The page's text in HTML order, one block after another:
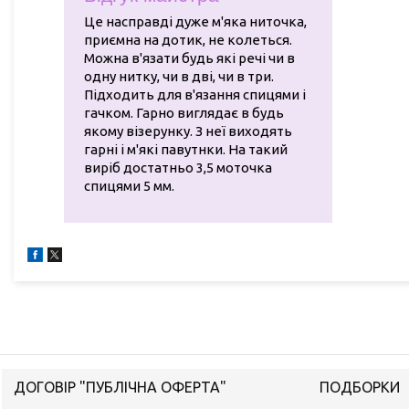
Це насправді дуже м'яка ниточка,
приємна на дотик, не колеться.
Можна в'язати будь які речі чи в
одну нитку, чи в дві, чи в три.
Підходить для в'язання спицями і
гачком. Гарно виглядає в будь
якому візерунку. З неї виходять
гарні і м'які павутнки. На такий
виріб достатньо 3,5 моточка
спицями 5 мм.
ДОГОВІР "ПУБЛІЧНА ОФЕРТА" ПОДБОРКИ